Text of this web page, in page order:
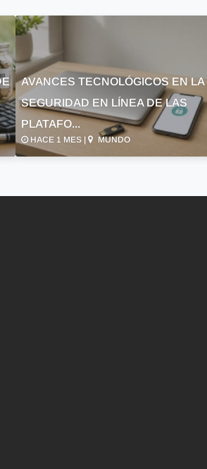
AVANCES TECNOLÓGICOS EN LA
SEGURIDAD EN LÍNEA DE LAS
PLATAFO...
HACE 1 MES | MUNDO